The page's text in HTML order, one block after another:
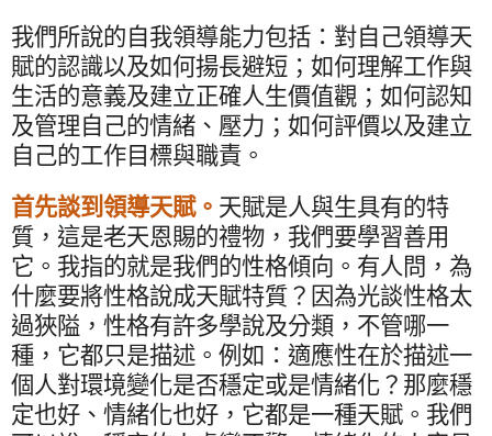
我們所說的自我領導能力包括：對自己領導天
賦的認識以及如何揚長避短；如何理解工作與
生活的意義及建立正確人生價值觀；如何認知
及管理自己的情緒、壓力；如何評價以及建立
自己的工作目標與職責。
首先談到領導天賦。 天賦是人與生具有的特
質，這是老天恩賜的禮物，我們要學習善用
它。我指的就是我們的性格傾向。有人問，為
什麼要將性格說成天賦特質？因為光談性格太
過狹隘，性格有許多學說及分類，不管哪一
種，它都只是描述。例如：適應性在於描述一
個人對環境變化是否穩定或是情緒化？那麼穩
定也好、情緒化也好，它都是一種天賦。我們